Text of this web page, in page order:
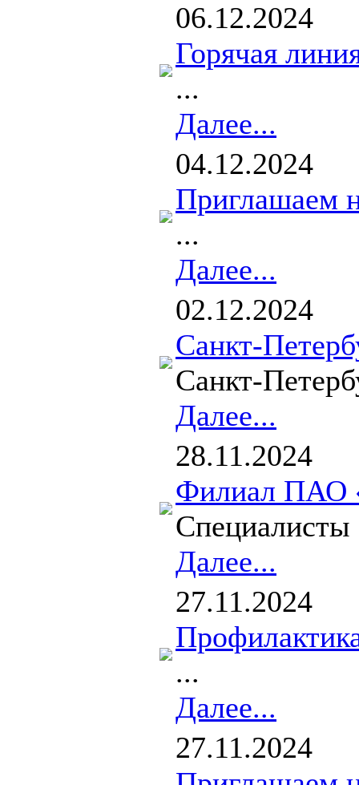
06.12.2024
Горячая
...
Далее...
04.12.2024
Приглашаем
...
Далее...
02.12.2024
Санкт-
Санкт-
Далее...
28.11.2024
Филиал ПАО
Специалисты
Далее...
27.11.2024
...
Далее...
27.11.2024